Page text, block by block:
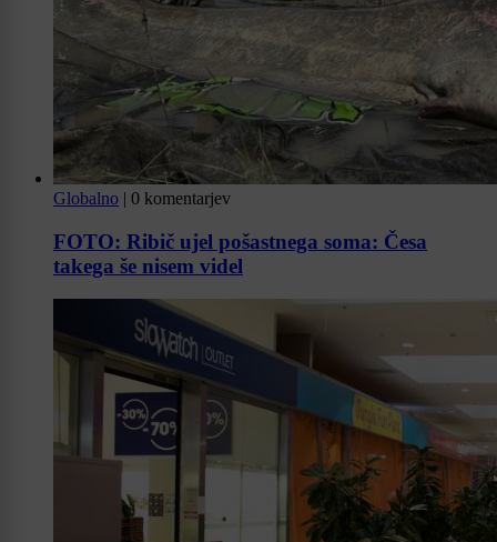
Globalno | 0 komentarjev
FOTO: Ribič ujel pošastnega soma: Česa
takega še nisem videl